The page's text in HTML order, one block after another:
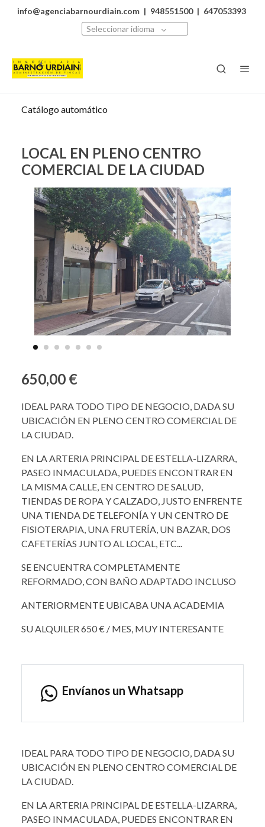
info@agenciabarnourdiain.com | 948551500 | 647053393
Seleccionar idioma
Catálogo automático
LOCAL EN PLENO CENTRO
COMERCIAL DE LA CIUDAD
650,00 €
IDEAL PARA TODO TIPO DE NEGOCIO, DADA SU
UBICACIÓN EN PLENO CENTRO COMERCIAL DE
LA CIUDAD.
EN LA ARTERIA PRINCIPAL DE ESTELLA-LIZARRA,
PASEO INMACULADA, PUEDES ENCONTRAR EN
LA MISMA CALLE, EN CENTRO DE SALUD,
TIENDAS DE ROPA Y CALZADO, JUSTO ENFRENTE
UNA TIENDA DE TELEFONÍA Y UN CENTRO DE
FISIOTERAPIA, UNA FRUTERÍA, UN BAZAR, DOS
CAFETERÍAS JUNTO AL LOCAL, ETC...
SE ENCUENTRA COMPLETAMENTE
REFORMADO, CON BAÑO ADAPTADO INCLUSO
ANTERIORMENTE UBICABA UNA ACADEMIA
SU ALQUILER 650 € / MES, MUY INTERESANTE
Envíanos un Whatsapp
IDEAL PARA TODO TIPO DE NEGOCIO, DADA SU
UBICACIÓN EN PLENO CENTRO COMERCIAL DE
LA CIUDAD.
EN LA ARTERIA PRINCIPAL DE ESTELLA-LIZARRA,
PASEO INMACULADA, PUEDES ENCONTRAR EN